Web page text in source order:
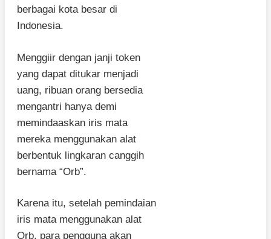
berbagai kota besar di
Indonesia.
Menggiir dengan janji token
yang dapat ditukar menjadi
uang, ribuan orang bersedia
mengantri hanya demi
memindaaskan iris mata
mereka menggunakan alat
berbentuk lingkaran canggih
bernama “Orb”.
Karena itu, setelah pemindaian
iris mata menggunakan alat
Orb, para pengguna akan